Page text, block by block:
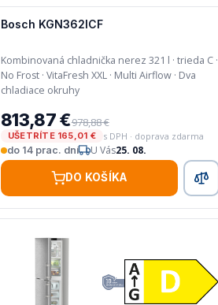
Bosch KGN362ICF
Kombinovaná chladnička nerez 321 l · trieda C ·
No Frost · VitaFresh XXL · Multi Airflow · Dva
chladiace okruhy
813,87 €978,88 €
UŠETRÍTE 165,01 €
s DPH · doprava zdarma
do 14 prac. dní
U Vás25. 08.
DO KOŠÍKA